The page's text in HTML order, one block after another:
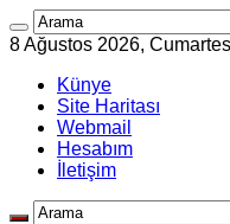
8 Ağustos 2026,
Künye
Site Haritası
Webmail
Hesabım
İletişim